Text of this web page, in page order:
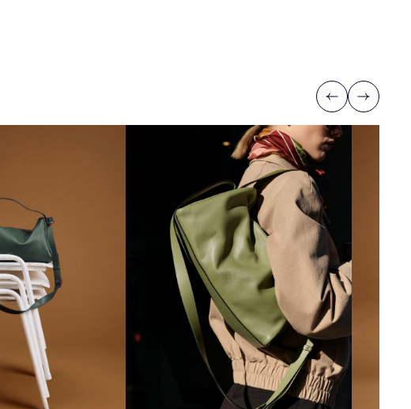
Previous
Next